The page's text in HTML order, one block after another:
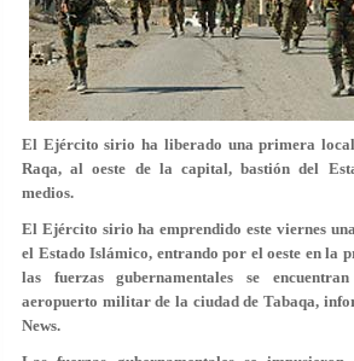
El Ejército sirio ha liberado una primera
Raqa, al oeste de la capital, bastión del
medios.
El Ejército sirio ha emprendido este viernes
el Estado Islámico, entrando por el oeste en la
las fuerzas gubernamentales se
aeropuerto militar de la ciudad de Tabaqa,
News.